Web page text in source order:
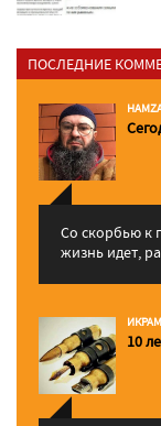
ПОСЛЕДНИЕ
Со скорбью к
жизнь идет,
10